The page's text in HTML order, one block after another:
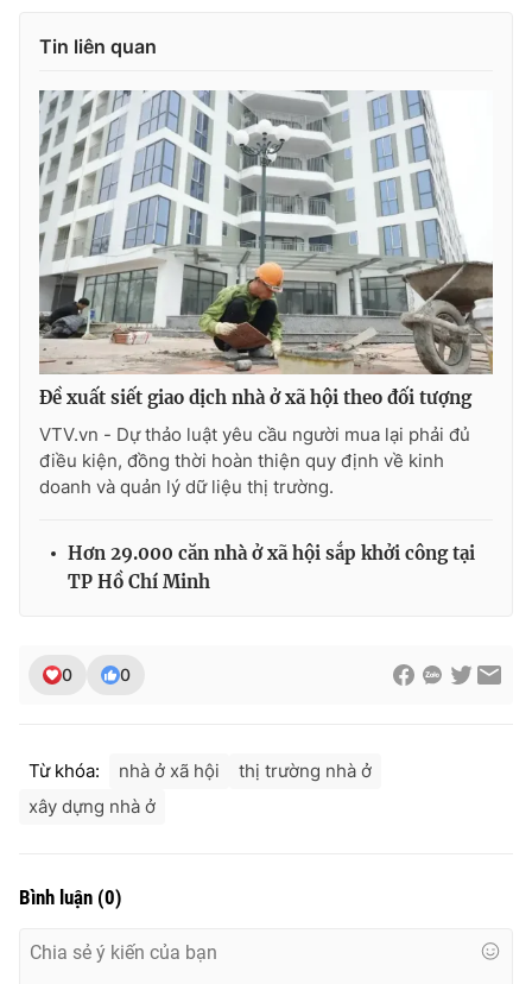
THỜI BÁO VTV
Theo dõi báo trên
Cơ quan chủ quản:
Đài Truyền hình Việt Nam
Cơ quan báo chí:Thời báo VTV
Giấy phép hoạt động báo in và báo điện tử số 483/GP-BTTTT
cấp ngày 29/12/2023
Phó Tổng Biên tập: Nguyễn Thị Mỹ Hạnh, Phạm Quốc Thắng,
Nguyễn Trọng Ninh
Ðiện thoại Thời báo VTV: 024.66 897 897
Email:toasoan@vtv.vn
® Cấm sao chép dưới mọi hình thức nếu không có sự chấp
Tin liên quan
Đề xuất siết giao dịch nhà ở xã hội theo đối tượng
VTV.vn - Dự thảo luật yêu cầu người mua lại phải đủ
điều kiện, đồng thời hoàn thiện quy định về kinh
doanh và quản lý dữ liệu thị trường.
Hơn 29.000 căn nhà ở xã hội sắp khởi công tại
TP Hồ Chí Minh
0 0
Từ khóa: nhà ở xã hội
thị trường nhà ở
xây dựng nhà ở
Bình luận (0)